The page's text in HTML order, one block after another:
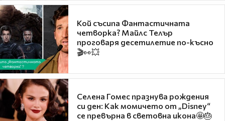
Кой съсипа Фантастичната
четворка? Майлс Телър
проговаря десетилетие по-късно
🎬👀💥
Селена Гомес празнува рождения
си ден: Как момичето от „Disney“
се превърна в световна икона🤩🎂